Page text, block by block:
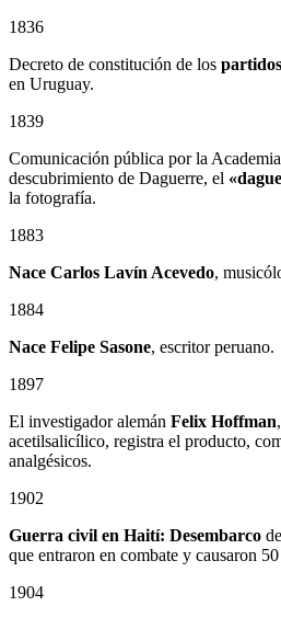
1836
Decreto de constitución de los
en Uruguay.
1839
Comunicación pública por la
descubrimiento de Daguerre, el
la fotografía.
1883
Nace Carlos Lavín Acevedo,
1884
Nace Felipe Sasone, escritor peruano.
1897
El investigador alemán Felix Hoffman
acetilsalicílico, registra el producto,
analgésicos.
1902
Guerra civil en Haití: Desembarco
que entraron en combate y causaron
1904